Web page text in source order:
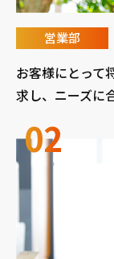
営業部
お客様にとって
求し、ニーズに